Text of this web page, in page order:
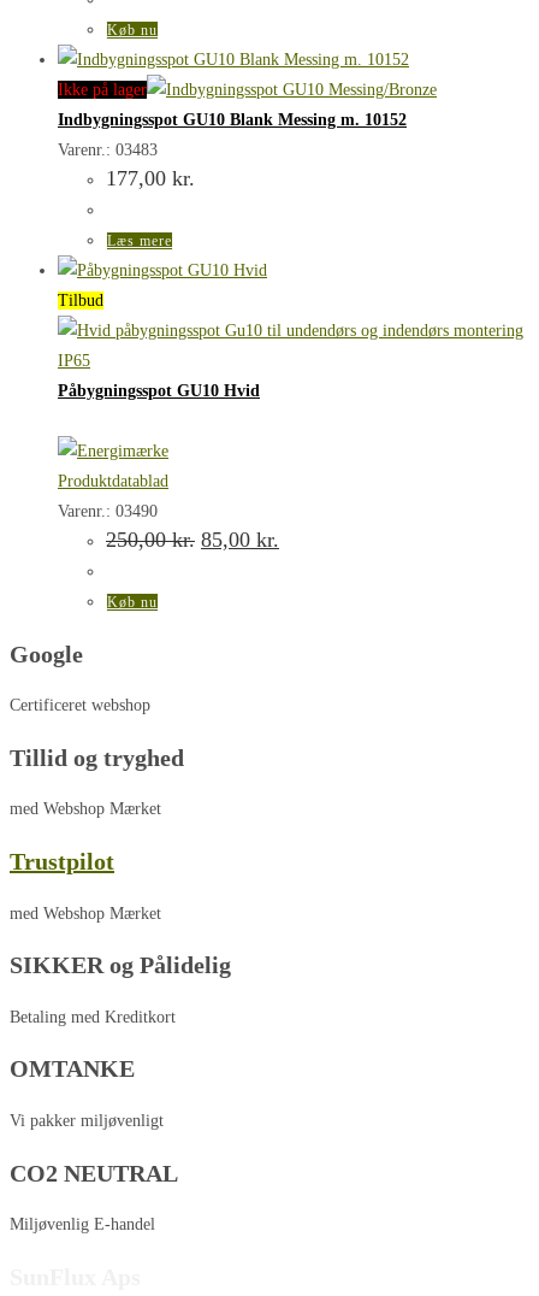
Køb nu
Ikke på lager
Indbygningsspot GU10 Blank Messing m. 10152
Varenr.: 03483
177,00 kr.
Læs mere
Tilbud
Påbygningsspot GU10 Hvid
Produktdatablad
Varenr.: 03490
250,00kr. Den
oprindelige
85,00 kr.
Køb nu
Google
Certificeret webshop
Tillid og tryghed
med Webshop Mærket
Trustpilot
med Webshop Mærket
SIKKER og Pålidelig
Betaling med Kreditkort
OMTANKE
Vi pakker miljøvenligt
CO2 NEUTRAL
Miljøvenlig E-handel